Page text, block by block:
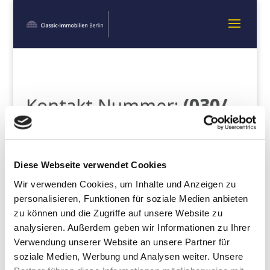
Diese Webseite verwendet Cookies
Wir verwenden Cookies, um Inhalte und Anzeigen zu
personalisieren, Funktionen für soziale Medien anbieten
zu können und die Zugriffe auf unsere Website zu
analysieren. Außerdem geben wir Informationen zu Ihrer
Verwendung unserer Website an unsere Partner für
soziale Medien, Werbung und Analysen weiter. Unsere
Kontakt Nummer: (030/
367 000 18)
Über uns
Unser Team verfügt über fundiertes Fachwissen und
langjährige Erfahrung, ist kommunikationsstark,
gründlich, flexibel und motiviert.